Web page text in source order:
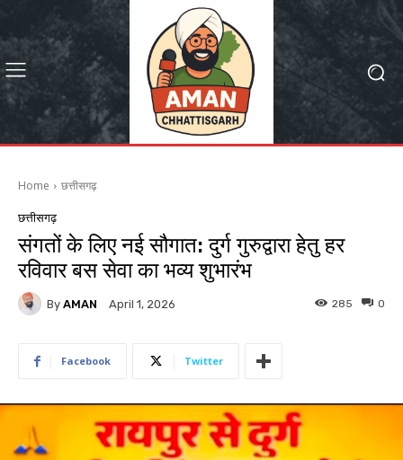
Home छत्तीसगढ़
छत्तीसगढ़
संगतों के लिए नई सौगात: दुर्ग गुरुद्वारा हेतु हर
रविवार बस सेवा का भव्य शुभारंभ
By AMAN April 1, 2026 0
285
Facebook Twitter